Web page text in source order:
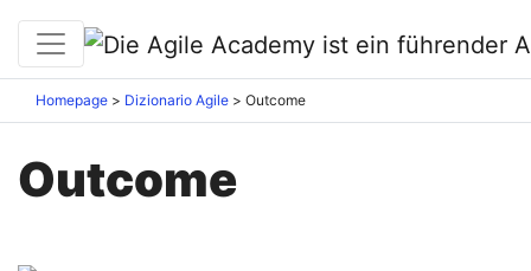
Homepage Dizionario Agile Outcome
Outcome